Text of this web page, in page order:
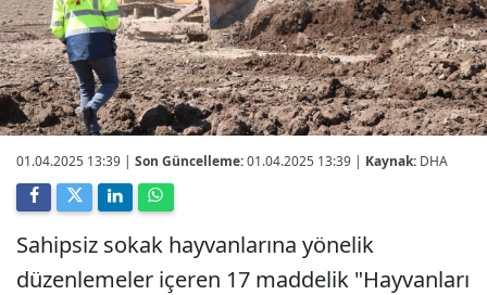
01.04.2025 13:39 | Son Güncelleme:01.04.2025 13:39 | Kaynak: DHA
Sahipsiz sokak hayvanlarına yönelik
düzenlemeler içeren 17 maddelik "Hayvanları